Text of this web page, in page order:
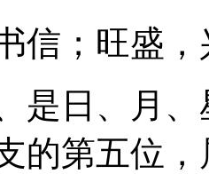
信；旺盛
是日、月
的第五位，